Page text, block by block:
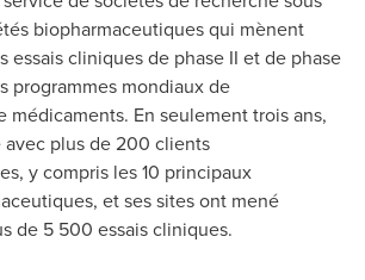
biopharmaceutiques qui mènent
essais cliniques de phase II et de phase
programmes mondiaux de
En seulement trois ans,
plus de 200 clients
y compris les 10 principaux
et ses sites ont mené
de 5 500 essais cliniques.